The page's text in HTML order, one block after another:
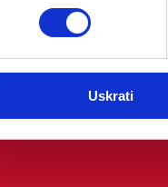
Uskrati